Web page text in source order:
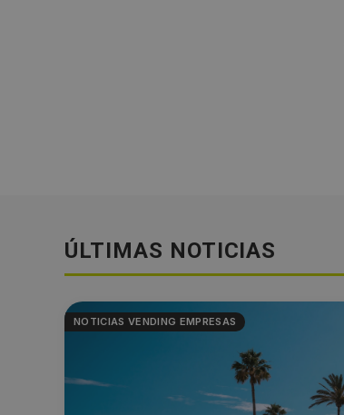
ÚLTIMAS NOTICIAS
NOTICIAS VENDING EMPRESAS